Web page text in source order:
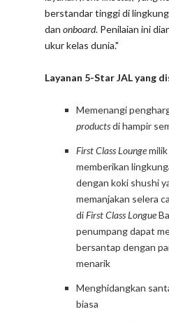
berstandar tinggi di
dan onboard. Penilaian ini
ukur kelas dunia."
Layanan 5-Star JAL yang
Memenangi
productsdi hampir
First Class Lounge
memberikan
dengan koki shushi
memanjakan selera
diFirst Class Longue
penumpang dapat
bersantap dengan
menarik
Menghidangkan
biasa